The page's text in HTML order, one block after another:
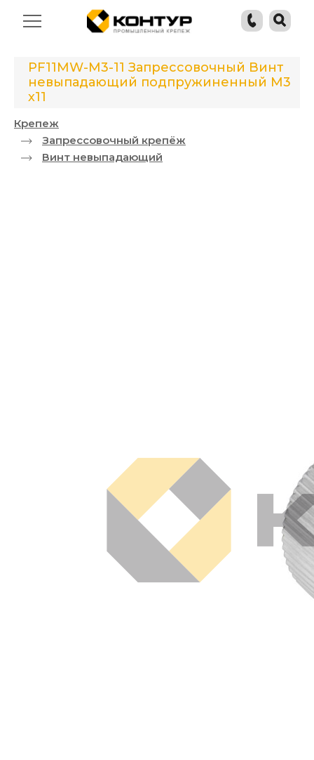
PF11MW-M3-11 Запрессовочный Винт
невыпадающий подпружиненный М3
х11
Крепеж
Запрессовочный крепёж
Винт невыпадающий